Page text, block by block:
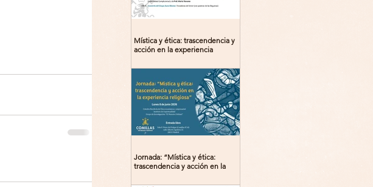
Mística y ética: trascendencia y
acción en la experiencia
del libro: 8 de junio (lunes),
Comillas (Madrid) 19horas
Jornada: “Mística y ética:
trascendencia y acción en la